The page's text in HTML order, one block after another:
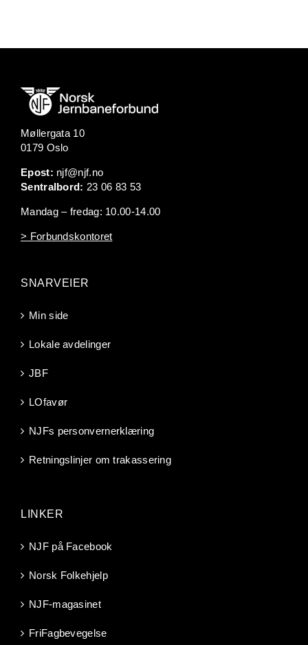
Møllergata 10
0179 Oslo
Epost: njf@njf.no
Sentralbord: 23 06 83 53
Mandag – fredag: 10.00-14.00
> Forbundskontoret
SNARVEIER
Min side
Lokale avdelinger
JBF
LOfavør
NJFs personvernerklæring
Retningslinjer om trakassering
LINKER
NJF på Facebook
Norsk Folkehjelp
NJF-magasinet
FriFagbevegelse